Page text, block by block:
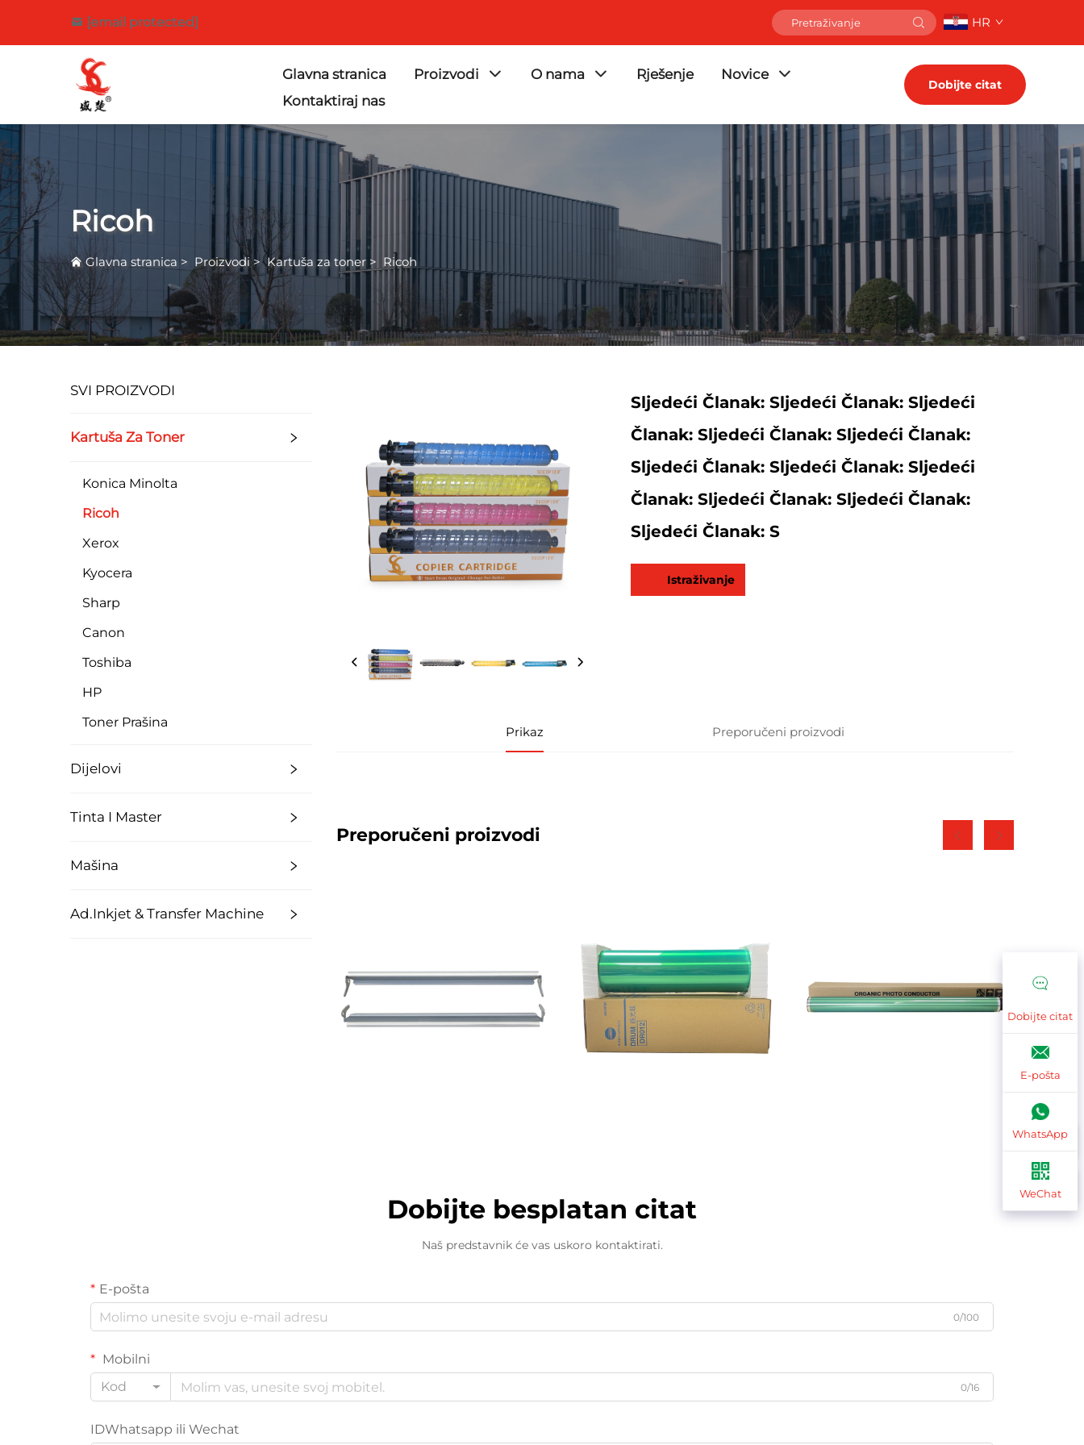
[email protected] HR
Glavna stranica Proizvodi O nama Rješenje
Novice
Kontaktiraj nas
Dobijte citat
Ricoh
Glavna stranica > Proizvodi>Kartuša za toner > Ricoh
SVI PROIZVODI
Kartuša Za Toner
Konica Minolta
Ricoh
Xerox
Kyocera
Sharp
Canon
Toshiba
HP
Toner Prašina
Dijelovi
Tinta I Master
Mašina
Ad.Inkjet & Transfer Machine
Sljedeći Članak: Sljedeći Članak: Sljedeći
Članak: Sljedeći Članak: Sljedeći Članak:
Sljedeći Članak: Sljedeći Članak: Sljedeći
Članak: Sljedeći Članak: Sljedeći Članak:
Sljedeći Članak: S
Istraživanje
Prikaz Preporučeni proizvodi
Preporučeni proizvodi
Dobijte citat
E-pošta
WhatsApp
WeChat
Dobijte besplatan citat
Naš predstavnik će vas uskoro kontaktirati.
E-pošta
0/100
Mobilni
Kod
0/16
IDWhatsapp ili Wechat